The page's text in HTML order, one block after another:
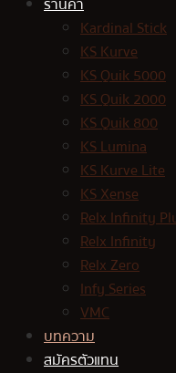
Kardinal Stick
KS Kurve
KS Quik 5000
KS Quik 2000
KS Quik 800
KS Lumina
KS Kurve Lite
KS Xense
Relx Infinity
Relx Infinity
Relx Zero
Infy Series
VMC
บทความ
สมัครตัวแทน